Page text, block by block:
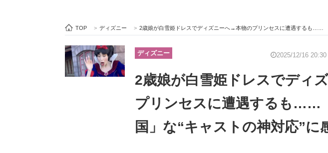
ビジネスと働き方のヒント
ITエンジニア向け専門サイト 企業向けIT製品の総合サイト
TOP > ディズニー > 2歳娘が白雪姫ドレスでディズニーへ→本物のプリンセスに遭遇するも…… 「さす
ディズニー 2025/12/16 20:30
2歳娘が白雪姫ドレスでディ
プリンセスに遭遇するも
国」な“キャストの神対応”に